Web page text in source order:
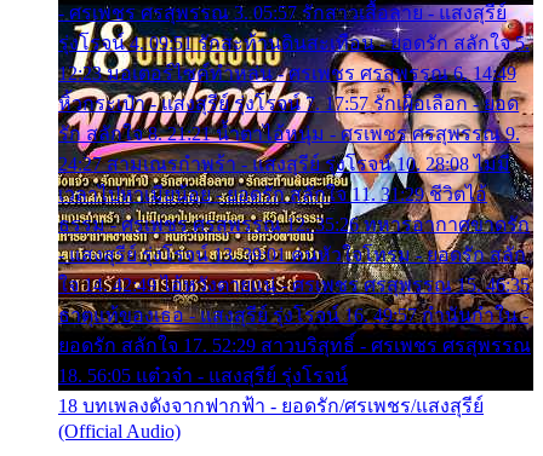
- ศรเพชร ศรสุพรรณ 3. 05:57 รักสาวเสื้อลาย - แสงสุรีย์
รุ่งโรจน์ 4. 09:51 รักสะท้านดินสะเทือน - ยอดรัก สลักใจ 5.
12:23 มอเตอร์ไซค์ทำหล่น - ศรเพชร ศรสุพรรณ 6. 14:49
หิ้วกระเป๋า - แสงสุรีย์ รุ่งโรจน์ 7. 17:57 รักเผื่อเลือก - ยอด
รัก สลักใจ 8. 21:21 น้ำตาไอ้หนุ่ม - ศรเพชร ศรสุพรรณ 9.
24:27 สามเณรกำพร้า - แสงสุรีย์ รุ่งโรจน์ 10. 28:08 ไม่มี
เวลาไปหาเมียน้อย - ยอดรัก สลักใจ 11. 31:29 ชีวิตไอ้
ธรรม - ศรเพชร ศรสุพรรณ 12. 35:26 ทหารอากาศขาดรัก
- แสงสุรีย์ รุ่งโรจน์ 13. 39:01 คนหัวใจโทรม - ยอดรัก สลัก
ใจ 14. 42:49 ไอ้หวังตายแน่ - ศรเพชร ศรสุพรรณ 15. 46:35
ธาตุแท้ของเธอ - แสงสุรีย์ รุ่งโรจน์ 16. 49:57 กำนันกำใน -
ยอดรัก สลักใจ 17. 52:29 สาวบริสุทธิ์ - ศรเพชร ศรสุพรรณ
18. 56:05 แต๋วจ๋า - แสงสุรีย์ รุ่งโรจน์
18 บทเพลงดังจากฟากฟ้า - ยอดรัก/ศรเพชร/แสงสุรีย์
(Official Audio)